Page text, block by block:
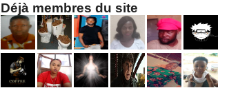
Déjà membres du site